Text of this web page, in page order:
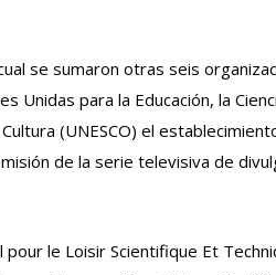
se sumaron otras seis
para la Educación, la
(UNESCO) el
de la serie televisiva de
le Loisir Scientifique Et